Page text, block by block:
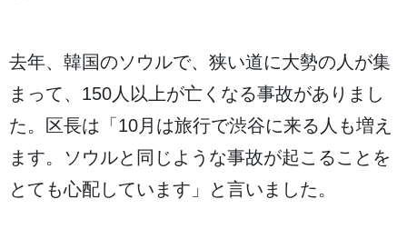
去年、 韓国のソウルで、 狭い道に大勢の 人 が集
まって、150人 以上が亡 くなる事故がありまし
た。
区長は「10月 は旅行で渋谷に来る 人 も増え
ます。ソウルと 同 じような事故が起こることを
とても心配しています」と言いました。